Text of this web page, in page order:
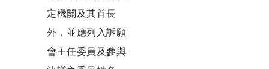
定機關及其首長
外，並應列入訴願
會主任委員及參與